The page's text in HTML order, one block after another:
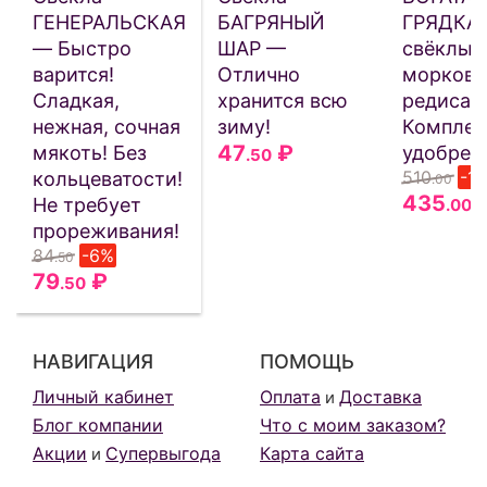
ГЕНЕРАЛЬСКАЯ
— Быстро
варится!
Сладкая,
нежная, сочная
мякоть! Без
кольцеватости!
Не требует
прореживания!
84.50 -6%
79.50 ₽
БАГРЯНЫЙ
ШАР —
Отлично
хранится всю
зиму!
47.50 ₽
ГРЯДКА
свёклы,
редиса
510.00 -
435.00
НАВИГАЦИЯ
Личный кабинет
Блог компании
Акции и Супервыгода
ПОМОЩЬ
Оплата и Доставка
Что с моим заказом?
Карта сайта